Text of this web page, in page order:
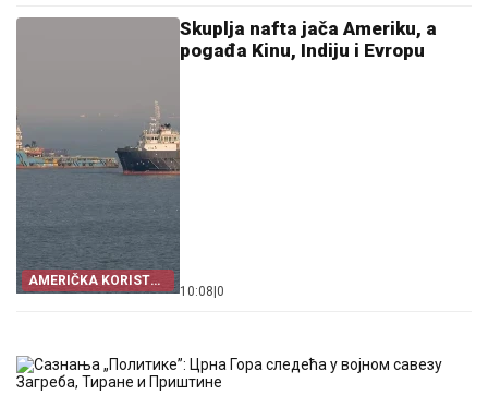
AMERIČKA KORIST
OD KRIZE
Skuplja nafta jača Ameriku, a
pogađa Kinu, Indiju i Evropu
10:08 0